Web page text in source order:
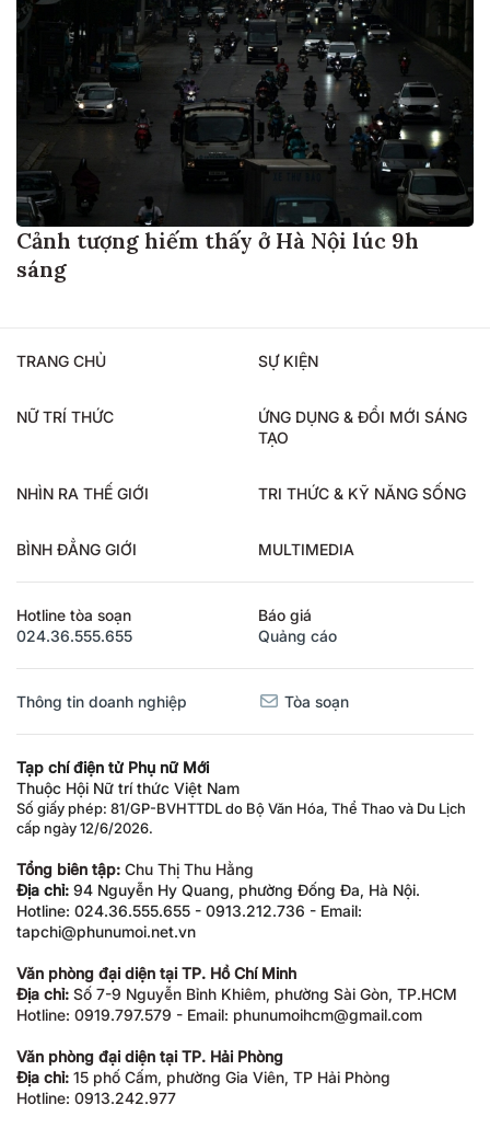
Cảnh tượng hiếm thấy ở Hà Nội lúc 9h
sáng
TRANG CHỦ SỰ KIỆN
NỮ TRÍ THỨC
ỨNG DỤNG & ĐỔI MỚI SÁNG
TẠO
NHÌN RA THẾ GIỚI TRI THỨC & KỸ NĂNG SỐNG
BÌNH ĐẲNG GIỚI MULTIMEDIA
Hotline tòa soạn
024.36.555.655
Báo giá
Quảng cáo
Thông tin doanh nghiệp Tòa soạn
Tạp chí điện tử Phụ nữ Mới
Thuộc Hội Nữ trí thức Việt Nam
Số giấy phép: 81/GP-BVHTTDL do Bộ Văn Hóa, Thể Thao và Du Lịch
cấp ngày 12/6/2026.
Tổng biên tập: Chu Thị Thu Hằng
Địa chỉ: 94 Nguyễn Hy Quang, phường Đống Đa, Hà Nội.
Hotline: 024.36.555.655 - 0913.212.736 - Email:
tapchi@phunumoi.net.vn
Văn phòng đại diện tại TP. Hồ Chí Minh
Địa chỉ: Số 7-9 Nguyễn Bỉnh Khiêm, phường Sài Gòn, TP.HCM
Hotline: 0919.797.579 - Email: phunumoihcm@gmail.com
Văn phòng đại diện tại TP. Hải Phòng
Địa chỉ: 15 phố Cấm, phường Gia Viên, TP Hải Phòng
Hotline: 0913.242.977